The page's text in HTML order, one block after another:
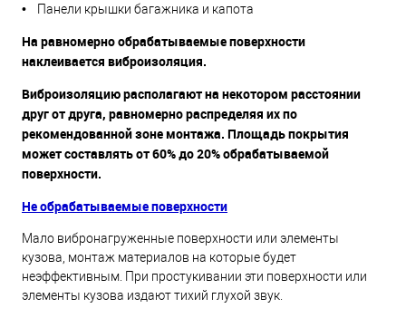
• Панели крышки багажника и капота
На равномерно обрабатываемые поверхности
наклеивается виброизоляция.
Виброизоляцию располагают на некотором расстоянии
друг от друга, равномерно распределяя их по
рекомендованной зоне монтажа. Площадь покрытия
может составлять от 60% до 20% обрабатываемой
поверхности.
Не обрабатываемые поверхности
Мало вибронагруженные поверхности или элементы
кузова, монтаж материалов на которые будет
неэффективным. При простукивании эти поверхности или
элементы кузова издают тихий глухой звук.